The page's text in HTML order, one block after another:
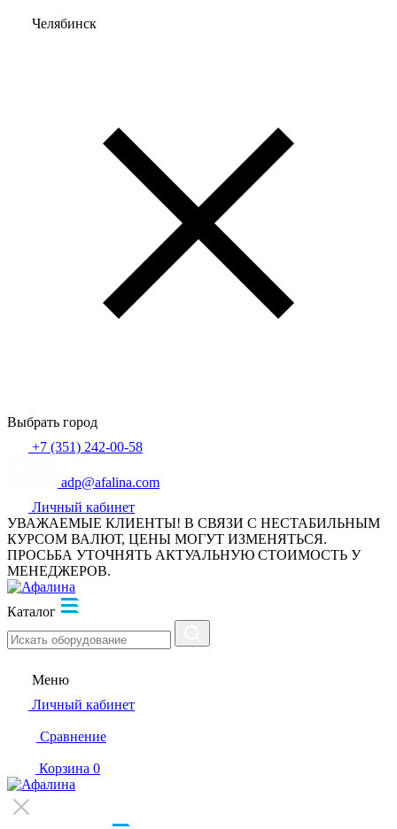
Челябинск
Выбрать город
+7 (351) 242-00-58
adp@afalina.com
Личный кабинет
УВАЖАЕМЫЕ КЛИЕНТЫ! В СВЯЗИ С НЕСТАБИЛЬНЫМ
КУРСОМ ВАЛЮТ, ЦЕНЫ МОГУТ ИЗМЕНЯТЬСЯ.
ПРОСЬБА УТОЧНЯТЬ АКТУАЛЬНУЮ СТОИМОСТЬ У
МЕНЕДЖЕРОВ.
Каталог
Меню
Личный кабинет
Сравнение
Корзина 0